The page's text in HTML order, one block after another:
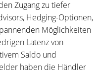
Zugang zu tiefer
Hedging-Optionen,
Möglichkeiten
Latenz von
Saldo und
haben die Händler